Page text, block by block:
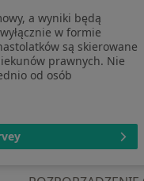
otwiera się w
otwiera
a wyniki będą
w formie
są skierowane
prawnych. Nie
od osób